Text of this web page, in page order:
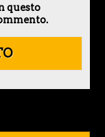
questo